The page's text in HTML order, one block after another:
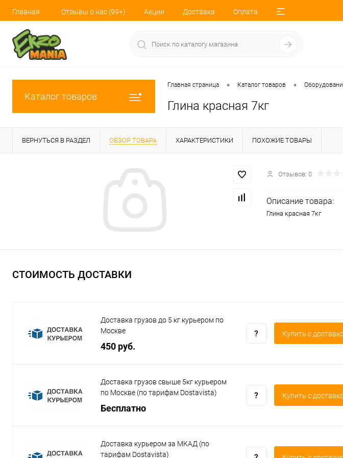
Главная Отзывы о нас (99+) Акции Доставка Оплата
Каталог товаров
Главная страница • Каталог товаров •
Глина красная 7кг
ВЕРНУТЬСЯ В РАЗДЕЛ ОБЗОР ТОВАРА ХАРАКТЕРИСТИКИ ПОХОЖИЕ ТОВАРЫ
Отзывов: 0
Описание товара:
Глина красная 7кг
СТОИМОСТЬ ДОСТАВКИ
Доставка грузов до 5 кг курьером по
Москве
450 руб.
Купить c
Доставка грузов свыше 5кг курьером
по Москве (по тарифам Dostavista)
Бесплатно
Купить c
Доставка курьером за МКАД (по
тарифам Dostavista)